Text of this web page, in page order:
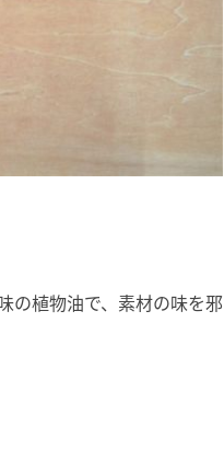
の植物油で、素材の味を邪